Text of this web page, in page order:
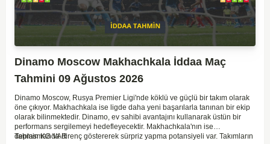
Dinamo Moscow Makhachkala İddaa Maç
Tahmini 09 Ağustos 2026
Dinamo Moscow, Rusya Premier Ligi'nde köklü ve güçlü bir takım olarak
öne çıkıyor. Makhachkala ise ligde daha yeni başarılarla tanınan bir ekip
olarak bilinmektedir. Dinamo, ev sahibi avantajını kullanarak üstün bir
performans sergilemeyi hedefleyecektir. Makhachkala'nın ise
deplasmanda direnç göstererek sürpriz yapma potansiyeli var. Takımların
Tahmin KG VAR